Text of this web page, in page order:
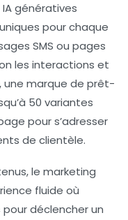
génératives
pour chaque
SMS ou pages
les interactions et
une marque de prêt-
50 variantes
pour s’adresser
de clientèle.
le marketing
fluide où
déclencher un